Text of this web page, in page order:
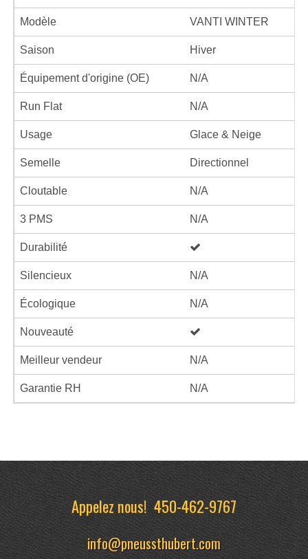
Modèle VANTI WINTER
Saison Hiver
Équipement d'origine (OE) N/A
Run Flat N/A
Usage Glace & Neige
Semelle Directionnel
Cloutable N/A
3 PMS N/A
Durabilité
Silencieux N/A
Écologique N/A
Nouveauté
Meilleur vendeur N/A
Garantie RH N/A
Appelez nous!450-462-9767
info@pneussthubert.com